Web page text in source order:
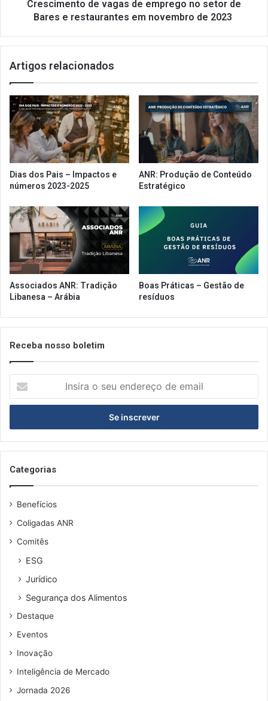
restaurantes
2023
Crescimento de vagas de emprego no setor de
Bares e restaurantes em novembro de 2023
Artigos relacionados
Dias dos Pais – Impactos e
números 2023-2025
ANR: Produção de Conteúdo
Estratégico
Associados ANR: Tradição
Libanesa – Arábia
Boas Práticas – Gestão de
resíduos
Receba nosso boletim
seu
de
email
Categorias
Benefícios
Coligadas ANR
Comitês
ESG
Jurídico
Segurança dos Alimentos
Destaque
Eventos
Inovação
Inteligência de Mercado
Jornada 2026